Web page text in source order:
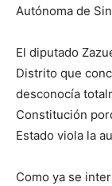
Autónoma de
El diputado
Distrito que
desconocía
Constitución
Estado viola la
Como ya se